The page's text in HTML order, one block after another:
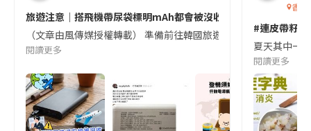
旅遊注意｜搭飛機帶尿袋標明mAh都會被沒收😱出發前切記檢查
（文章由風傳媒授權轉載） 準備前往韓國旅遊的民眾，近期要
閱讀更多
香港
#連皮帶籽
夏天其中一
閱讀更多